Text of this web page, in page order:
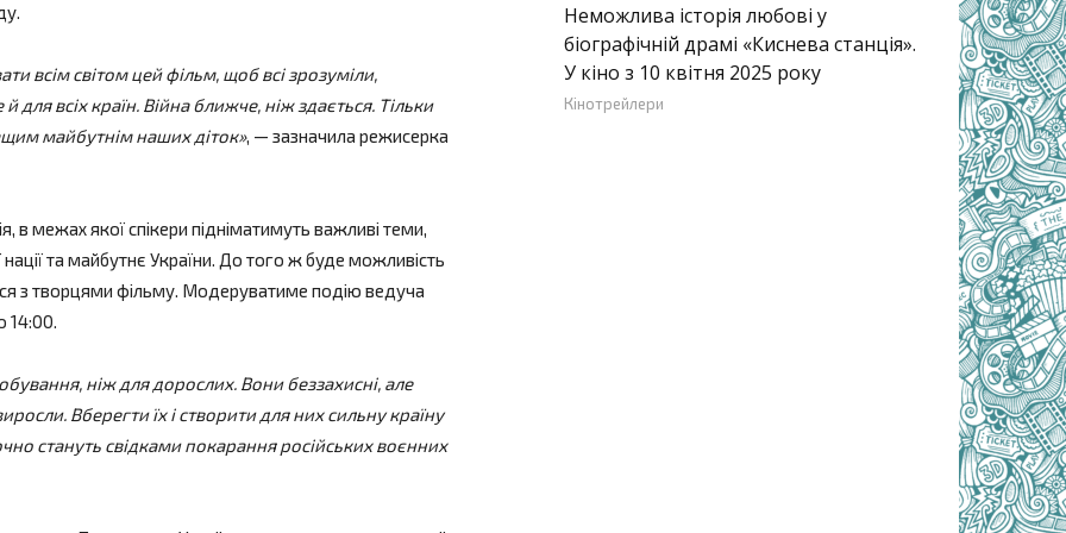
світом цей фільм, щоб всі зрозуміли,
для всіх країн. Війна ближче, ніж здається. Тільки
майбутнім наших діток», — зазначила режисерка
в межах якої спікери підніматимуть важливі теми,
нації та майбутнє України. До того ж буде можливість
з творцями фільму. Модеруватиме подію ведуча
14:00.
ніж для дорослих. Вони беззахисні, але
Вберегти їх і створити для них сильну країну
стануть свідками покарання російських воєнних
Неможлива історія любові у
біографічній драмі «Киснева станція».
У кіно з 10 квітня 2025 року
Кінотрейлери